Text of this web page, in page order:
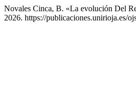
Novales Cinca, B. «La evolución Del
2026. https://publicaciones.unirioja.es/